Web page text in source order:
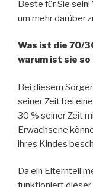
Beste für Sie
um mehr darüber
Was ist die 70/
warum ist sie
Bei diesem
seiner Zeit bei
30 % seiner Zeit
Erwachsene
ihres Kindes
Da ein Elternteil